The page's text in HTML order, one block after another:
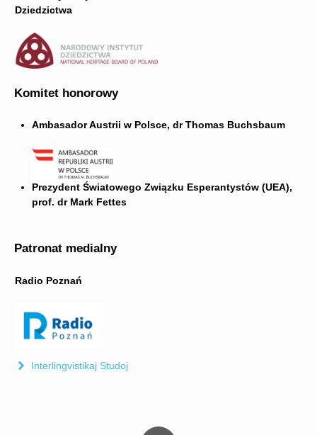
Dziedzictwa
Komitet honorowy
Ambasador Austrii w Polsce, dr Thomas Buchsbaum
Prezydent Światowego Związku Esperantystów (UEA),
prof. dr Mark Fettes
Patronat medialny
Radio Poznań
Interlingvistikaj Studoj